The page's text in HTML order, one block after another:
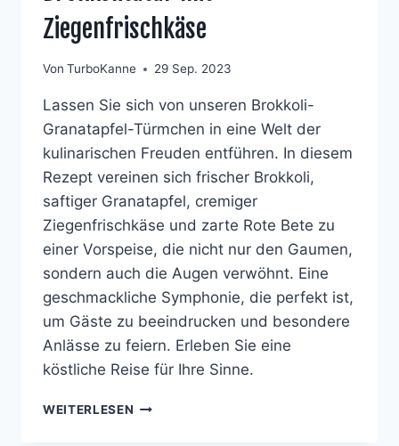
Ziegenfrischkäse
Von TurboKanne 29 Sep. 2023
Lassen Sie sich von unseren Brokkoli-
Granatapfel-Türmchen in eine Welt der
kulinarischen Freuden entführen. In diesem
Rezept vereinen sich frischer Brokkoli,
saftiger Granatapfel, cremiger
Ziegenfrischkäse und zarte Rote Bete zu
einer Vorspeise, die nicht nur den Gaumen,
sondern auch die Augen verwöhnt. Eine
geschmackliche Symphonie, die perfekt ist,
um Gäste zu beeindrucken und besondere
Anlässe zu feiern. Erleben Sie eine
köstliche Reise für Ihre Sinne.
WEITERLESEN BROKKOLITATAR